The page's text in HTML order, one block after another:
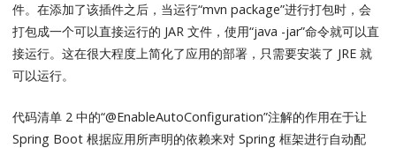
件。在添加了该插件之后，当运行“mvn package”进行打包时，会
打包成一个可以直接运行的 JAR 文件，使用“java -jar”命令就可以直
接运行。这在很大程度上简化了应用的部署，只需要安装了 JRE 就
可以运行。
代码清单 2 中的“@EnableAutoConfiguration”注解的作用在于让
Spring Boot 根据应用所声明的依赖来对 Spring 框架进行自动配